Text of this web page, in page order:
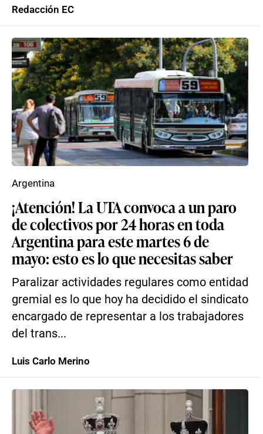
Redacción EC
¡Atención! La UTA convoca a un paro
de colectivos por 24 horas en toda
Argentina para este martes 6 de
mayo: esto es lo que necesitas saber
Paralizar actividades regulares como entidad
gremial es lo que hoy ha decidido el sindicato
encargado de representar a los trabajadores
del trans...
Argentina
Luis Carlo Merino